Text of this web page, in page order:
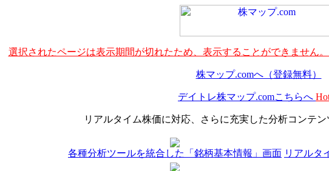
選択されたページは表示期間が切れたため、表示することができません
株マップ.comへ（登録無料）
デイトレ株マップ.comこちらへ
リアルタイム株価に対応、さらに充実した分析コンテン
各種分析ツールを統合した「銘柄基本情報」画面 リアルタ